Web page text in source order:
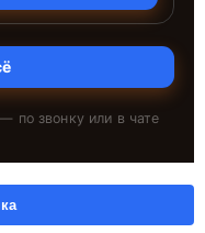
по звонку или в чате